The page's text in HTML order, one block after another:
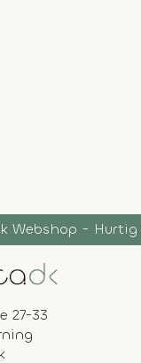
Webshop - Hurtig
27-33